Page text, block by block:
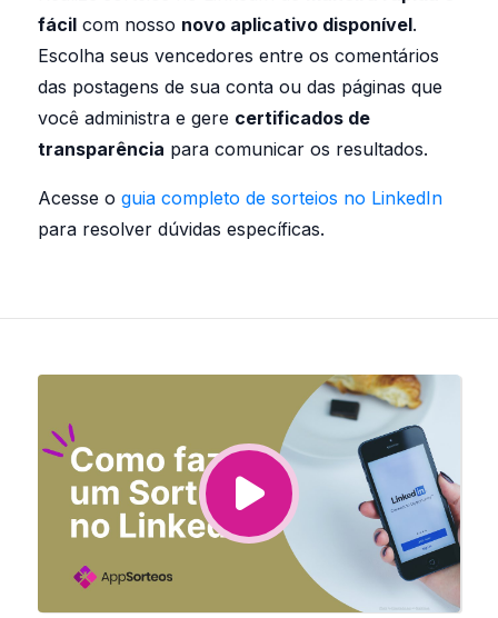
fácilcom nosso novo aplicativo disponível.
Escolha seus vencedores entre os comentários
das postagens de sua conta ou das páginas que
você administra e gere certificados de
transparência para comunicar os resultados.
Acesse o guia completo de sorteios no LinkedIn
para resolver dúvidas específicas.